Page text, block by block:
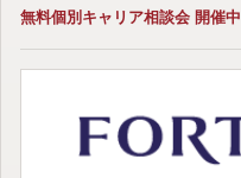
無料個別キャリア相談会 開催中